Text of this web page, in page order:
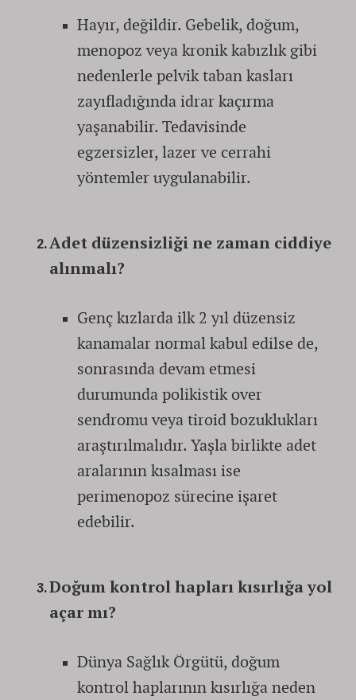
Hayır, değildir. Gebelik, doğum,
menopoz veya kronik kabızlık gibi
nedenlerle pelvik taban kasları
zayıfladığında idrar kaçırma
yaşanabilir. Tedavisinde
egzersizler, lazer ve cerrahi
yöntemler uygulanabilir.
Adet düzensizliği ne zaman ciddiye
alınmalı?
Genç kızlarda ilk 2 yıl düzensiz
kanamalar normal kabul edilse de,
sonrasında devam etmesi
durumunda polikistik over
sendromu veya tiroid bozuklukları
araştırılmalıdır. Yaşla birlikte adet
aralarının kısalması ise
perimenopoz sürecine işaret
edebilir.
Doğum kontrol hapları kısırlığa yol
açar mı?
Dünya Sağlık Örgütü, doğum
kontrol haplarının kısırlığa neden